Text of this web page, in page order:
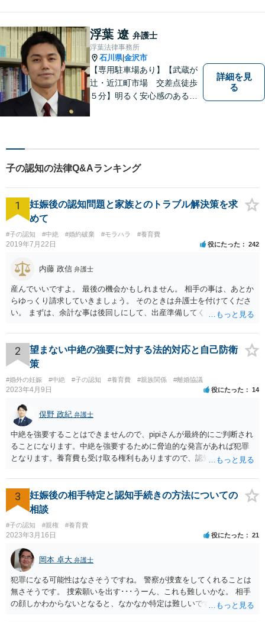
浮葉 遼 弁護士
浮葉法律事務所
石川県|金沢市
【専用駐車場あり】【武蔵が
辻・近江町市場 交差点徒歩
５分】明るく安心感のある事
詳細を見
る
子の認知の法律Q&Aランキング
1
妊娠後の認知問題と家族とのトラブル解決策を求
めて
#子の認知 #中絶 #婚約破棄 #モラハラ #養育費
2019年7月22日 役にたった 242
内藤 政信 弁護士
産んでいいですよ。 最後の機会かもしれません。 相手の事は、あとか
らゆっくり請求していきましょう。 そのときは弁護士を付けてくださ
い。 まずは、余計な事は後回しにして、出産準備してください。
2
望まない中絶の強要に対する法的対応と自己防衛
策
#婚外の妊娠 #中絶 #子の認知 #養育費 #親族関係 #離婚協議
2023年4月9日 役にたった 14
俣野 政紀 弁護士
中絶を強要することはできませんので、pipiさんが最終的にご判断され
ることになります。中絶を強要するために脅迫的な発言があれば犯罪
となります。養育費も受け取る権利もありますので、認知等につきお
勧めします。
3
妊娠後の相手特定と認知手続きの方法についての
相談
#子の認知 #親権 #養育費
2023年3月16日 役にたった 21
岡本 卓大 弁護士
犯罪になる可能性はなさそうですね。 警察が捜査をしてくれることは
無さそうです。 捜索願いを出す･･･うーん、これも難しいかな。 相手
の顔しかわからないとなると、なかなか特定は難しいですね。 お役に